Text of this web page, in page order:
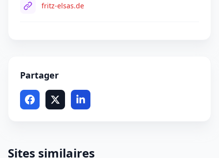
fritz-elsas.de
Partager
Sites similaires